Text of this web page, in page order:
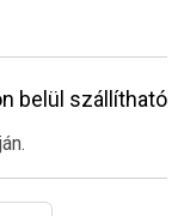
belül szállítható